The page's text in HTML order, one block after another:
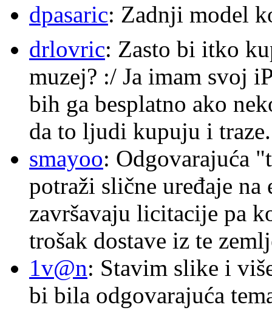
dpasaric: Zadnji model
drlovric: Zasto bi itko
muzej? :/ Ja imam svoj
bih ga besplatno ako
da to ljudi kupuju i traze.
smayoo: Odgovarajuća
potraži slične uređaje
završavaju licitacije pa
trošak dostave iz te
1v@n: Stavim slike i
bi bila odgovarajuća